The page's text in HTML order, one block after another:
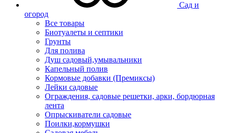
Сад и
огород
Все товары
Биотуалеты и септики
Грунты
Для полива
Душ садовый,умывальники
Капельный полив
Кормовые добавки (Премиксы)
Лейки садовые
Ограждения, садовые решетки, арки, бордюрная
лента
Опрыскиватели садовые
Поилки,кормушки